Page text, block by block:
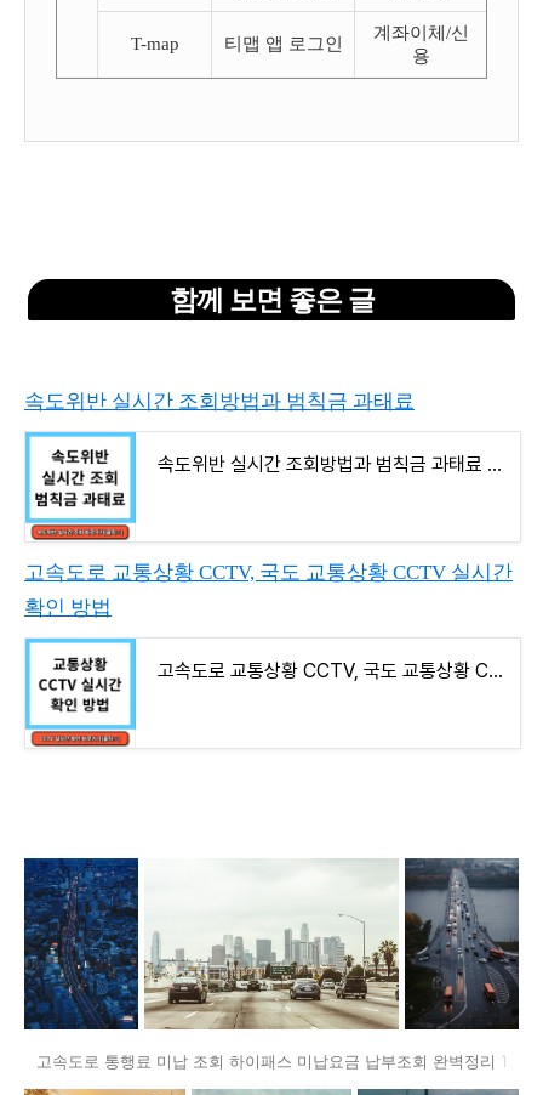
T-map 티맵 앱 로그인
계좌이체/신
용
함께 보면 좋은 글
속도위반 실시간 조회방법과 범칙금 과태료
속도위반 실시간 조회방법과 범칙금 과태료 - 이파인홈페이지
고속도로 교통상황 CCTV, 국도 교통상황 CCTV 실시간
확인 방법
고속도로 교통상황 CCTV, 국도 교통상황 CCTV 실시간 확인 방법
고속도로 통행료 미납 조회 하이패스 미납요금 납부조회 완벽정리 1